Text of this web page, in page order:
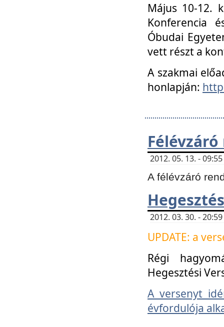
Május 10-12.
Konferencia
Óbudai
vett részt a
A szakmai
honlapján:
2012. 05. 13. -
A félévzáró
2012. 03. 30. -
UPDATE: a
Régi
Hegesztési
A versenyt
évfordulója